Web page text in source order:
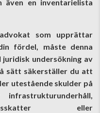
även en inventarielista
som upprättar
fördel, måste denna
undersökning av
sätt säkerställer du att
utestående skulder på
eller